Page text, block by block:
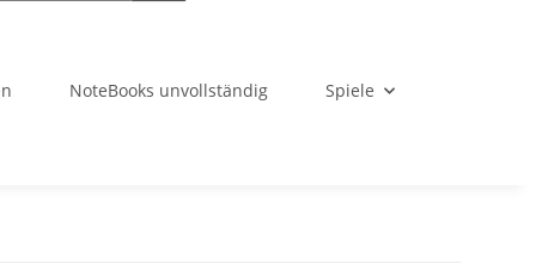
NoteBooks unvollständig Spiele